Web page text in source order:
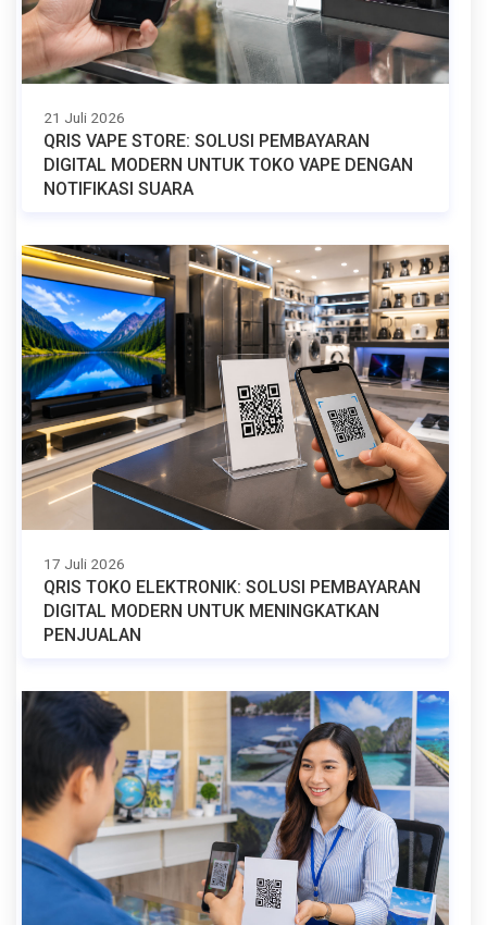
21 Juli 2026
QRIS VAPE STORE: SOLUSI PEMBAYARAN
DIGITAL MODERN UNTUK TOKO VAPE DENGAN
NOTIFIKASI SUARA
17 Juli 2026
QRIS TOKO ELEKTRONIK: SOLUSI PEMBAYARAN
DIGITAL MODERN UNTUK MENINGKATKAN
PENJUALAN